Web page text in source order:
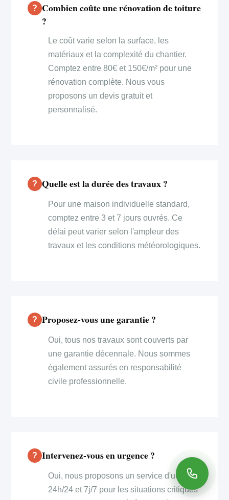
Combien coûte une rénovation de toiture
?
Le coût varie selon la surface, les
matériaux et la complexité du chantier.
Comptez entre 80€ et 150€/m² pour une
rénovation complète. Nous vous
proposons un devis gratuit et
personnalisé.
Quelle est la durée des travaux ?
Pour une maison individuelle standard,
comptez entre 3 et 7 jours ouvrés. Ce
délai peut varier selon l'ampleur des
travaux et les conditions météorologiques.
Proposez-vous une garantie ?
Oui, tous nos travaux sont couverts par
une garantie décennale. Nous sommes
également assurés en responsabilité
civile professionnelle.
Intervenez-vous en urgence ?
Oui, nous proposons un service d'urgence
24h/24 et 7j/7 pour les situations critiques